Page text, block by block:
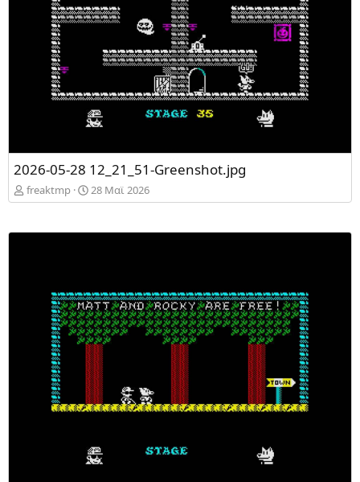
2026-05-28 12_21_51-Greenshot.jpg
freaktmp 28 Mαϊ 2026